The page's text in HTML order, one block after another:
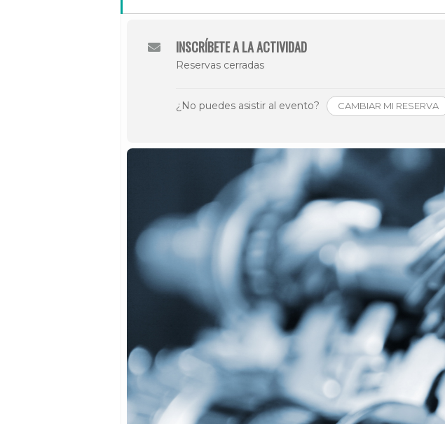
INSCRÍBETE A LA ACTIVIDAD
Reservas cerradas
¿No puedes asistir al evento? CAMBIAR MI RESERVA